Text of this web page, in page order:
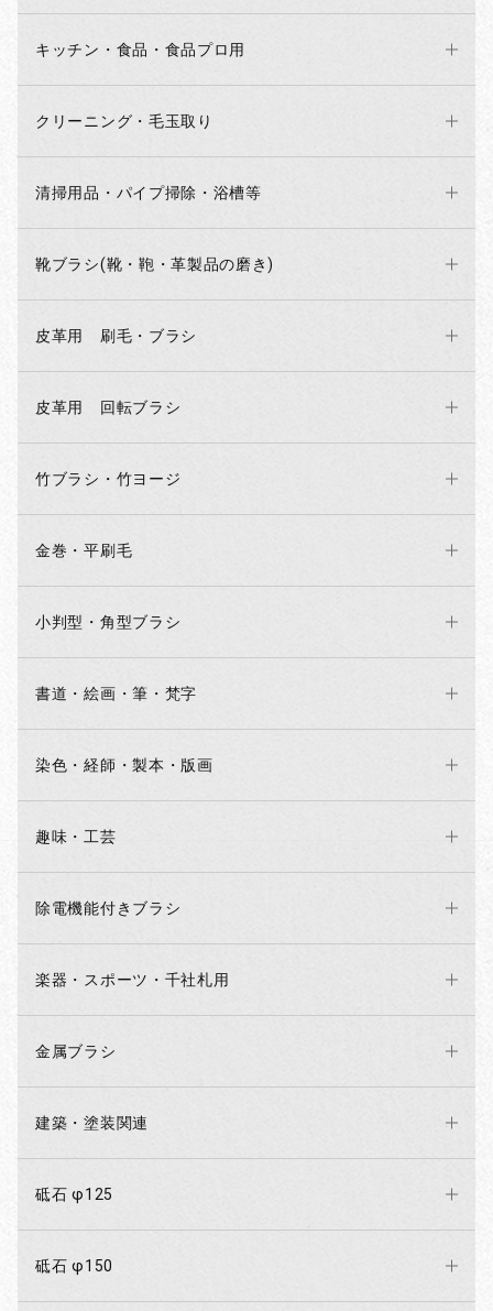
キッチン・食品・食品プロ用
クリーニング・毛玉取り
清掃用品・パイプ掃除・浴槽等
靴ブラシ(靴・鞄・革製品の磨き)
皮革用 刷毛・ブラシ
皮革用 回転ブラシ
竹ブラシ・竹ヨージ
金巻・平刷毛
小判型・角型ブラシ
書道・絵画・筆・梵字
染色・経師・製本・版画
趣味・工芸
除電機能付きブラシ
楽器・スポーツ・千社札用
金属ブラシ
建築・塗装関連
砥石 φ125
砥石 φ150